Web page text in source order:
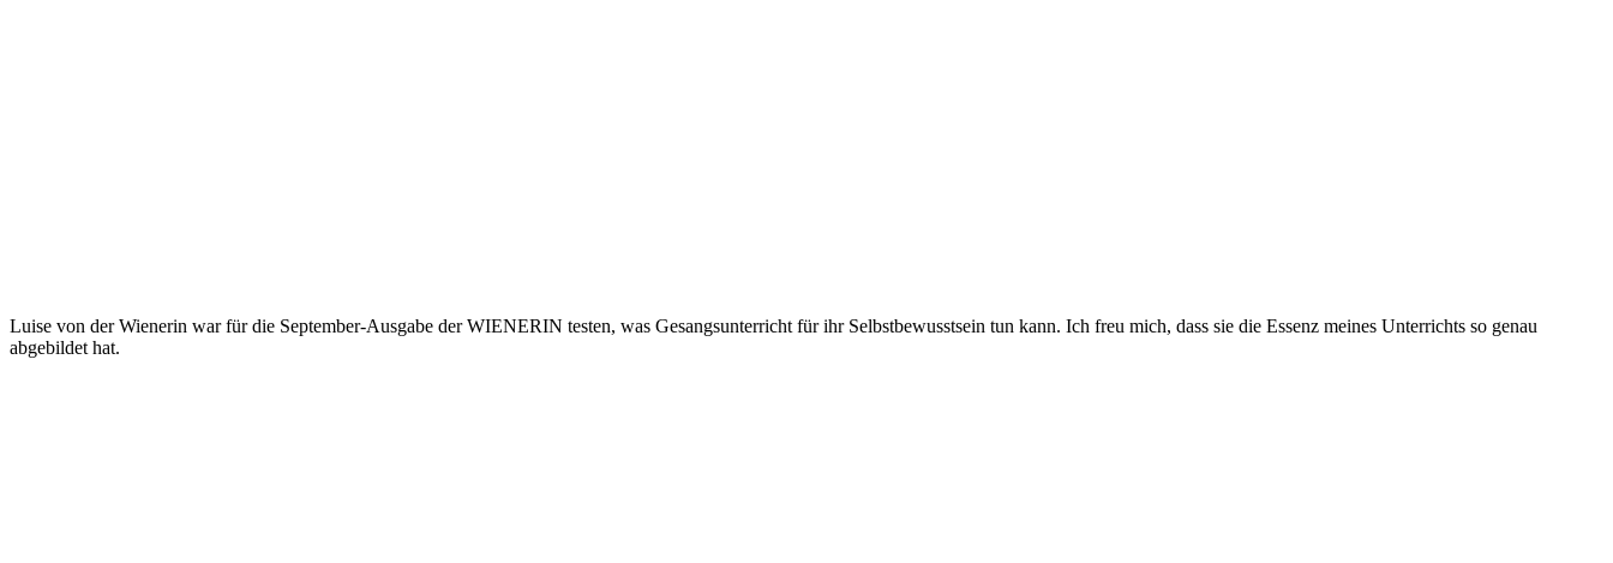
Luise von der Wienerin war für die September-Ausgabe der WIENERIN testen, was Gesangsunterricht für ihr Selbstbewusstsein tun kann. Ich freu mich, dass sie die Essenz meines Unterrichts so genau
abgebildet hat.